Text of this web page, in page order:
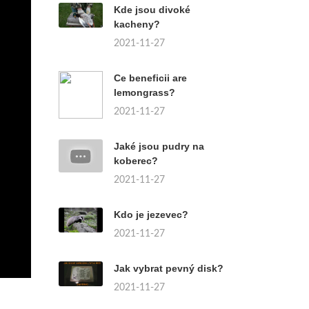
Kde jsou divoké
kacheny?
2021-11-27
Ce beneficii are
lemongrass?
2021-11-27
Jaké jsou pudry na
koberec?
2021-11-27
Kdo je jezevec?
2021-11-27
Jak vybrat pevný disk?
2021-11-27